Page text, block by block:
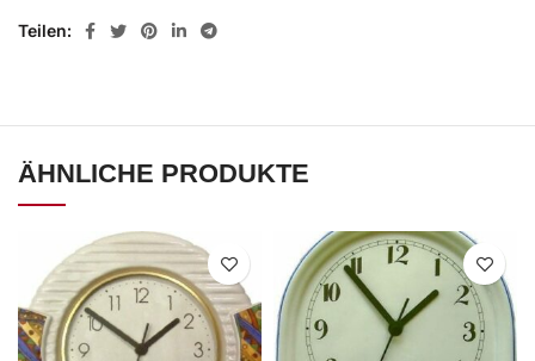
Teilen
ÄHNLICHE PRODUKTE